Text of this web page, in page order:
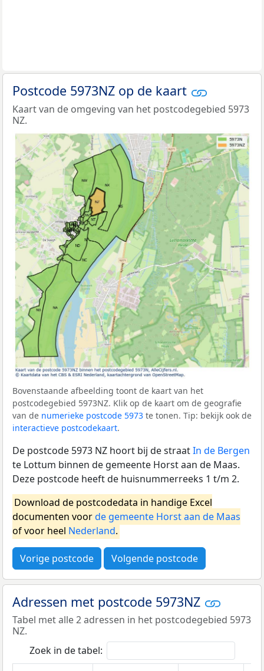
Postcode 5973NZ op de kaart
Kaart van de omgeving van het postcodegebied 5973
NZ.
Bovenstaande afbeelding toont de kaart van het
postcodegebied 5973NZ. Klik op de kaart om de geografie
van de numerieke postcode 5973 te tonen. Tip: bekijk ook de
interactieve postcodekaart.
De postcode 5973 NZ hoort bij de straatIn de Bergen
te Lottum binnen de gemeente Horst aan de Maas.
Deze postcode heeft de huisnummerreeks 1 t/m 2.
Download de postcodedata in handige Excel
documenten voorde gemeente Horst aan de Maas
of voor heel Nederland.
Vorige postcode Volgende postcode
Adressen met postcode 5973NZ
Tabel met alle 2 adressen in het postcodegebied 5973
NZ.
Zoek in de tabel: